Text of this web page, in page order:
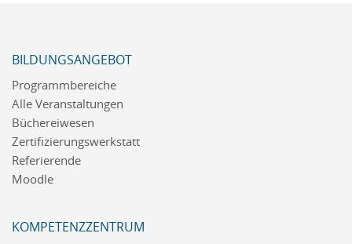
BILDUNGSANGEBOT
Programmbereiche
Alle Veranstaltungen
Büchereiwesen
Zertifizierungswerkstatt
Referierende
Moodle
KOMPETENZZENTRUM